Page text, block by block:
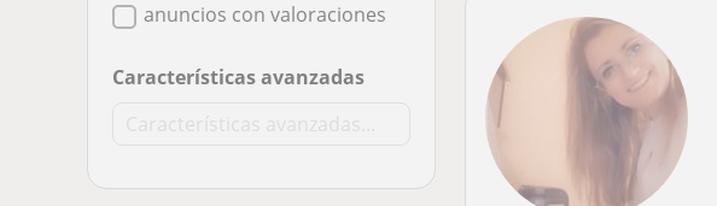
anuncios con valoraciones
Características avanzadas